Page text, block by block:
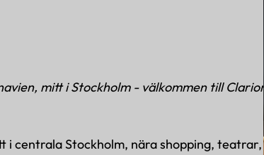
mitt i Stockholm - välkommen till Clarion
i centrala Stockholm, nära shopping, teatrar,